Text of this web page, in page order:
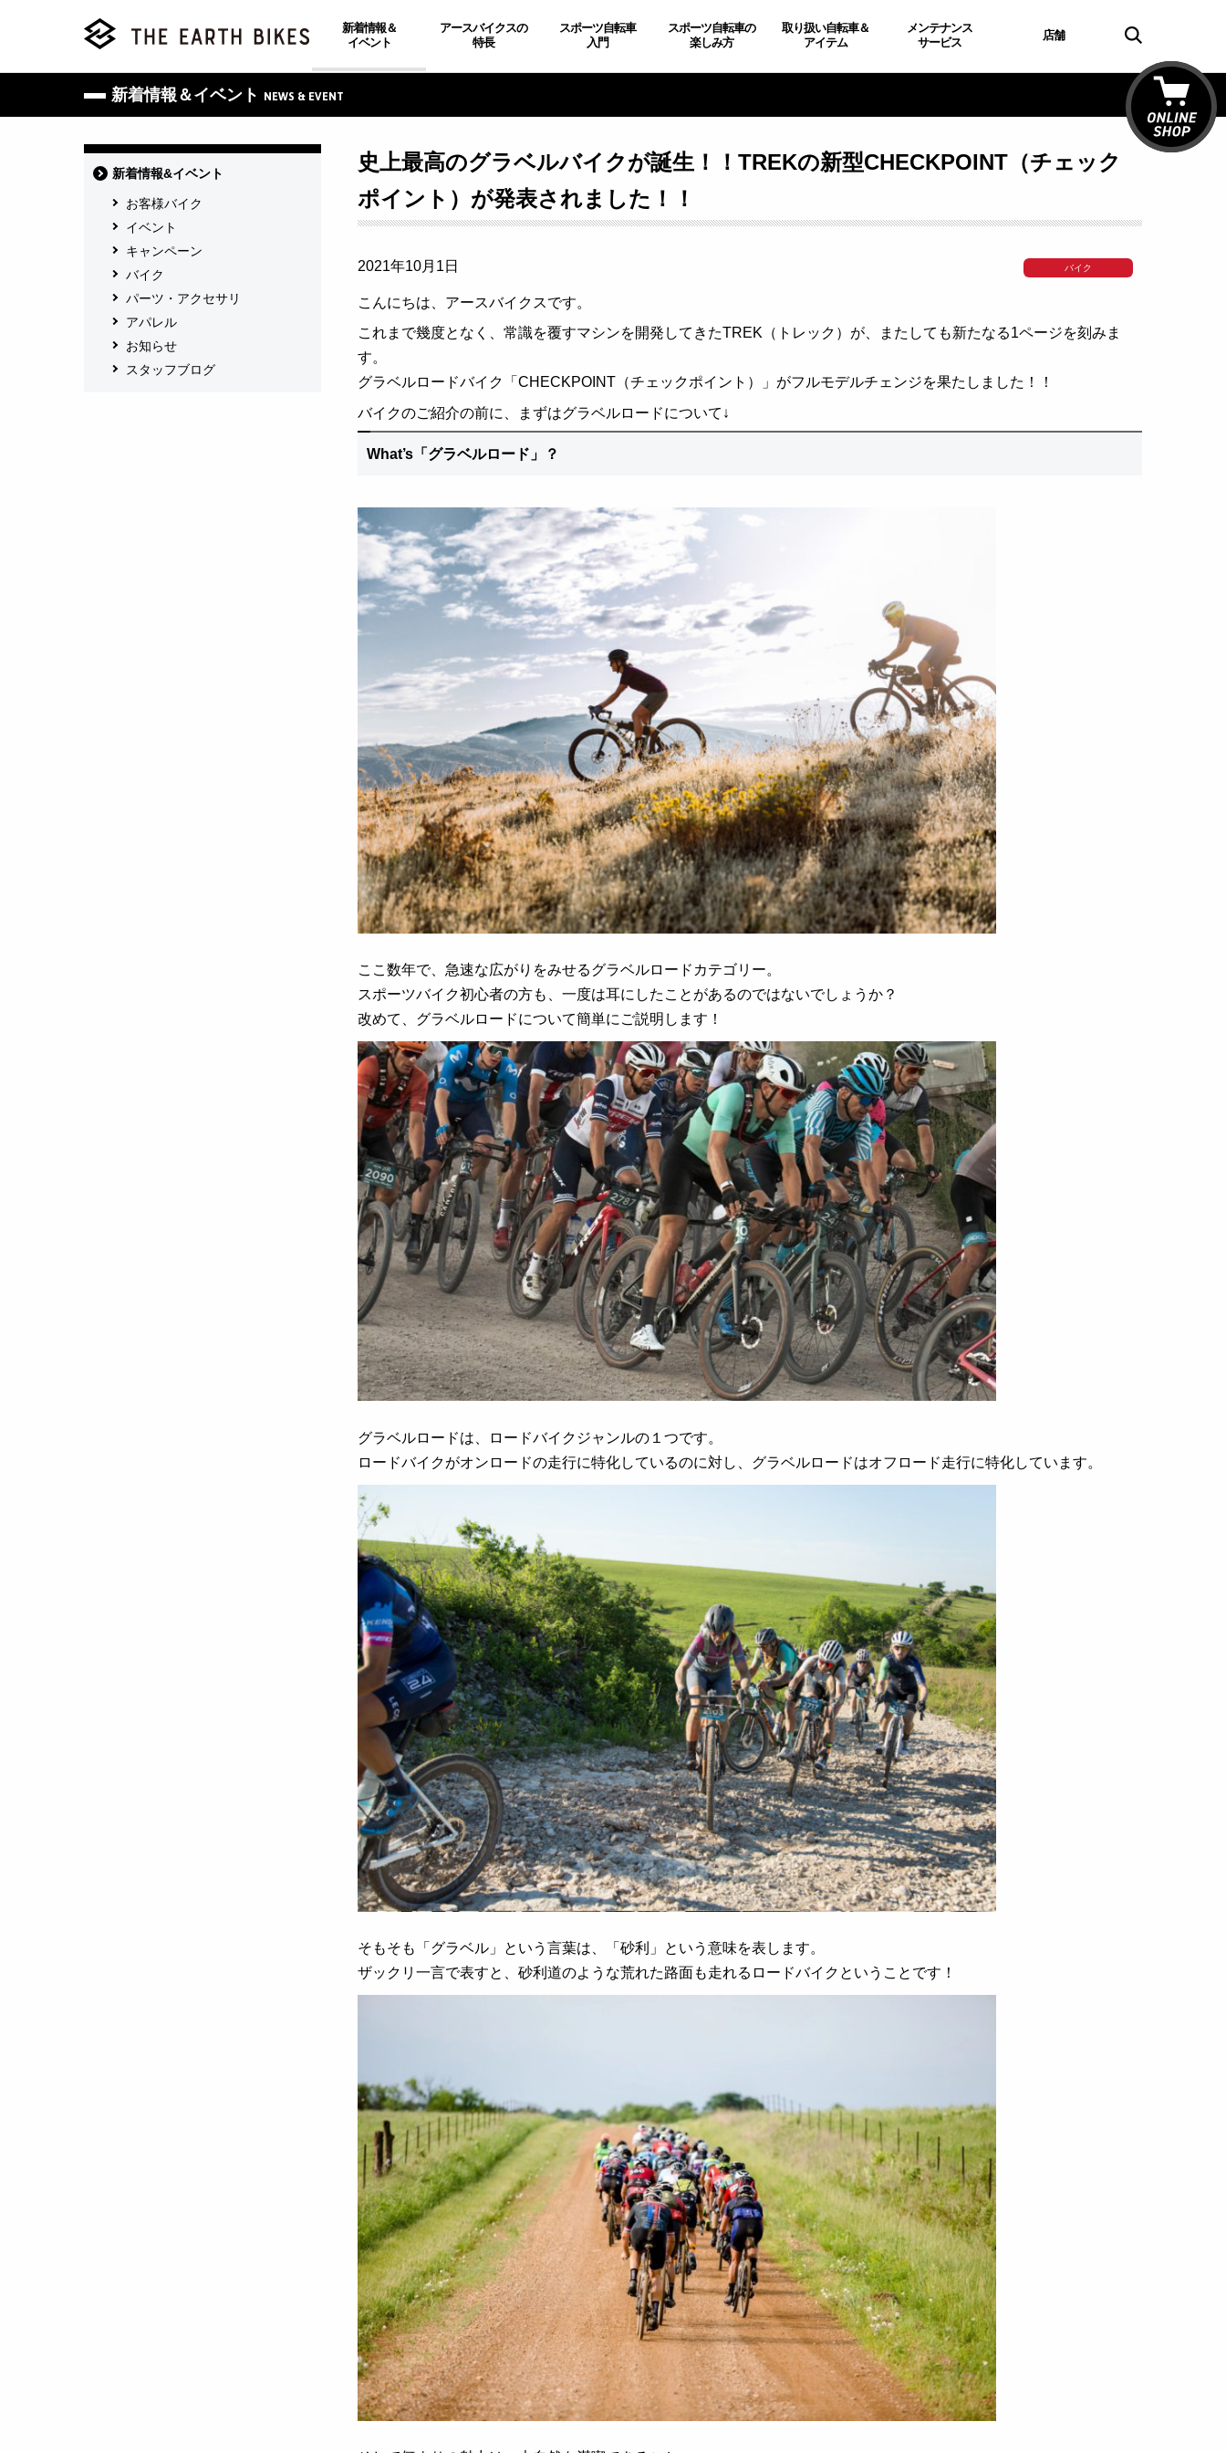
新着情報＆
イベント
アースバイクスの
特長
スポーツ自転車
入門
スポーツ自転車の
楽しみ方
取り扱い自転車＆
アイテム
メンテナンス
サービス
店舗
新着情報＆イベント NEWS & EVENT
史上最高のグラベルバイクが誕生！！TREKの新型CHECKPOINT（チェック
ポイント）が発表されました！！
2021年10月1日 バイク
こんにちは、アースバイクスです。
これまで幾度となく、常識を覆すマシンを開発してきたTREK（トレック）が、またしても新たなる1ページを刻みま
す。
グラベルロードバイク「CHECKPOINT（チェックポイント）」がフルモデルチェンジを果たしました！！
バイクのご紹介の前に、まずはグラベルロードについて↓
What’s「グラベルロード」？
ここ数年で、急速な広がりをみせるグラベルロードカテゴリー。
スポーツバイク初心者の方も、一度は耳にしたことがあるのではないでしょうか？
改めて、グラベルロードについて簡単にご説明します！
グラベルロードは、ロードバイクジャンルの１つです。
ロードバイクがオンロードの走行に特化しているのに対し、グラベルロードはオフロード走行に特化しています。
そもそも「グラベル」という言葉は、「砂利」という意味を表します。
ザックリ一言で表すと、砂利道のような荒れた路面も走れるロードバイクということです！
新着情報&イベント
お客様バイク
イベント
キャンペーン
バイク
パーツ・アクセサリ
アパレル
お知らせ
スタッフブログ